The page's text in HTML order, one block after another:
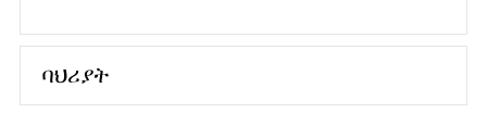
ባህሪያት